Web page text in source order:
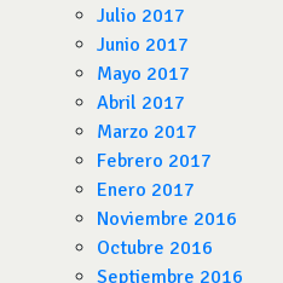
Julio 2017
Junio 2017
Mayo 2017
Abril 2017
Marzo 2017
Febrero 2017
Enero 2017
Noviembre 2016
Octubre 2016
Septiembre 2016